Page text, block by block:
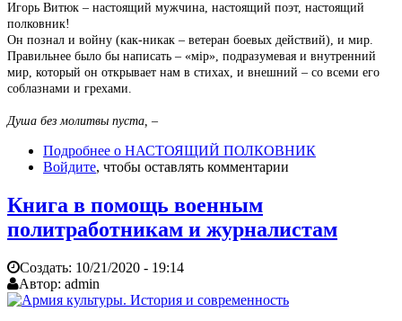
Игорь Витюк – настоящий мужчина, настоящий поэт, настоящий
полковник!
Он познал и войну (как-никак – ветеран боевых действий), и мир.
Правильнее было бы написать – «мiр», подразумевая и внутренний
мир, который он открывает нам в стихах, и внешний – со всеми его
соблазнами и грехами.
Душа без молитвы пуста, –
Подробнее о НАСТОЯЩИЙ ПОЛКОВНИК
Войдите, чтобы оставлять комментарии
Книга в помощь военным
политработникам и журналистам
Создать: 10/21/2020 - 19:14
Автор: admin